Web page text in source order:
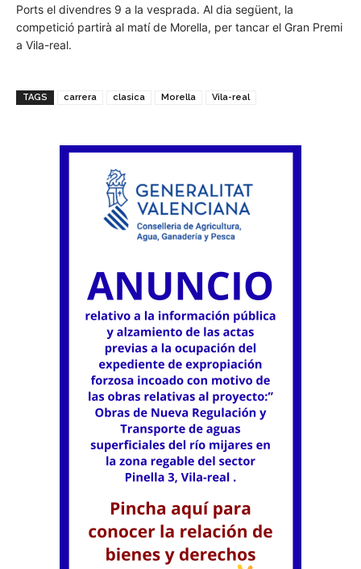
Ports el divendres 9 a la vesprada. Al dia següent, la
competició partirà al matí de Morella, per tancar el Gran Premi
a Vila-real.
TAGS carrera clasica Morella Vila-real